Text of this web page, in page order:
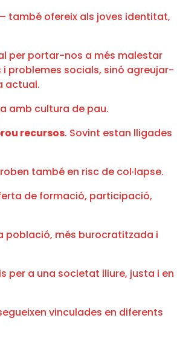
també ofereix als joves identitat,
per portar-nos a més malestar
problemes socials, sinó agreujar-
actual.
amb cultura de pau.
recursos. Sovint estan lligades
també en risc de col·lapse.
de formació, participació,
població, més burocratitzada i
per a una societat lliure, justa i en
vinculades en diferents